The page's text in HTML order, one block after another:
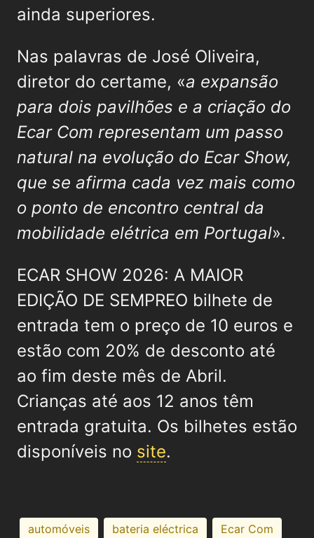
ainda superiores.
Nas palavras de José Oliveira,
diretor do certame, «a expansão
para dois pavilhões e a criação do
Ecar Com representam um passo
natural na evolução do Ecar Show,
que se afirma cada vez mais como
o ponto de encontro central da
mobilidade elétrica em Portugal».
ECAR SHOW 2026: A MAIOR
EDIÇÃO DE SEMPREO bilhete de
entrada tem o preço de 10 euros e
estão com 20% de desconto até
ao fim deste mês de Abril.
Crianças até aos 12 anos têm
entrada gratuita. Os bilhetes estão
disponíveis no site.
automóveis bateria eléctrica Ecar Com